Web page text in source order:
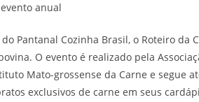
anual
Pantanal Cozinha Brasil, o Roteiro da
O evento é realizado pela
Mato-grossense da Carne e segue
exclusivos de carne em seus